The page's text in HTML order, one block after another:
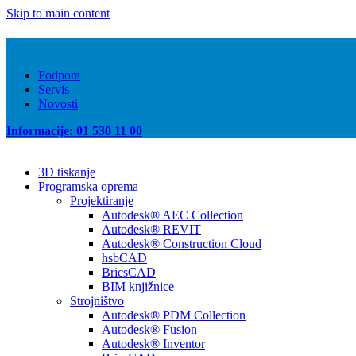
Skip to main content
Podpora
Servis
Novosti
Informacije: 01 530 11 00
3D tiskanje
Programska oprema
Projektiranje
Autodesk® AEC Collection
Autodesk® REVIT
Autodesk® Construction Cloud
hsbCAD
BricsCAD
BIM knjižnice
Strojništvo
Autodesk® PDM Collection
Autodesk® Fusion
Autodesk® Inventor